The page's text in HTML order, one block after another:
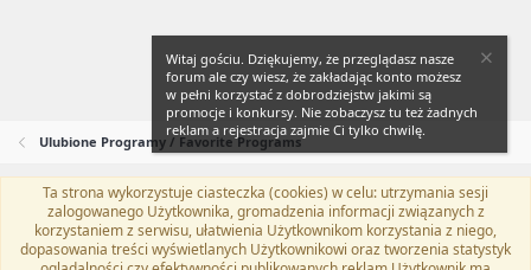
Ulubione Programy / Favorite Programs
Flat Awesome + (Parent DO NOT EDIT)
Polski (PL)
Kontakt
Regulamin Polityka prywatności Pomoc
TwitterKontakt
RSS
Witaj gościu. Dziękujemy, że przeglądasz nasze
forum ale czy wiesz, że zakładając konto możesz
w pełni korzystać z dobrodziejstw jakimi są
promocje i konkursy. Nie zobaczysz tu też żadnych
reklam a rejestracja zajmie Ci tylko chwilę.
Ta strona wykorzystuje ciasteczka (cookies) w celu: utrzymania sesji
zalogowanego Użytkownika, gromadzenia informacji związanych z
korzystaniem z serwisu, ułatwienia Użytkownikom korzystania z niego,
dopasowania treści wyświetlanych Użytkownikowi oraz tworzenia statystyk